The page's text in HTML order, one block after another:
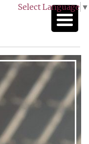
Select Language ▼